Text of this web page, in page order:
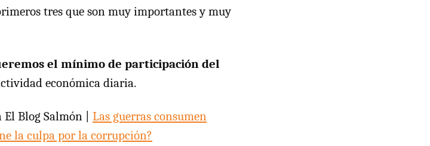
tres que son muy importantes y muy
el mínimo de participación del
económica diaria.
Blog Salmón | Las guerras consumen
la culpa por la corrupción?